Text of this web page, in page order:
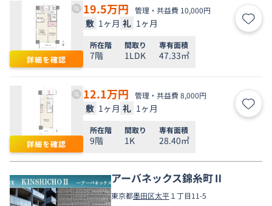
詳細を確認
19.5万円 管理・共益費 10,000円
敷 1ヶ月 礼 1ヶ月 お気
所在階
7階
間取り
1LDK
専有面積
47.33㎡
詳細を確認
12.1万円 管理・共益費 8,000円
敷 1ヶ月 礼 1ヶ月 お気
所在階
9階
間取り
1K
専有面積
28.40㎡
アーバネックス錦糸町Ⅱ
東京都墨田区太平１丁目11-5